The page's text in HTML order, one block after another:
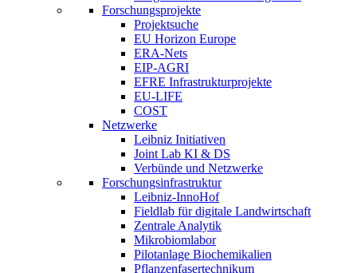
Forschungsprojekte
Projektsuche
EU Horizon Europe
ERA-Nets
EIP-AGRI
EFRE Infrastrukturprojekte
EU-LIFE
COST
Netzwerke
Leibniz Initiativen
Joint Lab KI & DS
Verbünde und Netzwerke
Forschungsinfrastruktur
Leibniz-InnoHof
Fieldlab für digitale Landwirtschaft
Zentrale Analytik
Mikrobiomlabor
Pilotanlage Biochemikalien
Pflanzenfasertechnikum